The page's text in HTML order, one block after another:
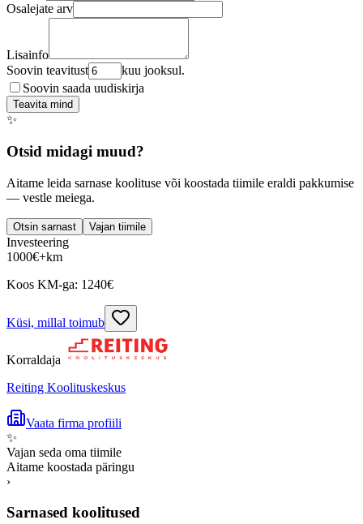
Osalejate arv
Lisainfo
Soovin teavitust
kuu jooksul.
Soovin saada uudiskirja
Teavita mind
✨
Otsid midagi muud?
Aitame leida sarnase koolituse või koostada tiimile eraldi pakkumise
— vestle meiega.
Otsin sarnast Vajan tiimile
Investeering
1000€+km
Koos KM-ga: 1240€
Küsi, millal toimub
Korraldaja
Reiting Koolituskeskus
Vaata firma profiili
✨
Vajan seda oma tiimile
Aitame koostada päringu
›
Sarnased koolitused